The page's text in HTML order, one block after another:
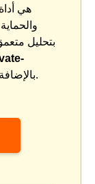
بتحليل
بالإضافة إلى خدمة دعم تقني فردية.